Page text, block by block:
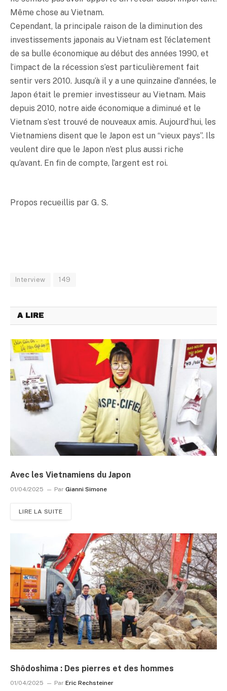
Même chose au Vietnam.
Cependant, la principale raison de la diminution des
investissements japonais au Vietnam est l’éclatement
de sa bulle économique au début des années 1990, et
l’impact de la récession s’est particulièrement fait
sentir vers 2010. Jusqu’à il y a une quinzaine d’années, le
Japon était le premier investisseur au Vietnam. Mais
depuis 2010, notre aide économique a diminué et le
Vietnam s’est trouvé de nouveaux amis. Aujourd’hui, les
Vietnamiens disent que le Japon est un “vieux pays”. Ils
veulent dire que le Japon n’est plus aussi riche
qu’avant. En fin de compte, l’argent est roi.
Propos recueillis par G. S.
Interview 149
A LIRE
Avec les Vietnamiens du Japon
01/04/2025 Par Gianni Simone
LIRE LA SUITE
Shôdoshima : Des pierres et des hommes
01/04/2025 Par Eric Rechsteiner